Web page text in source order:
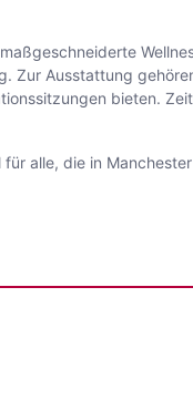
Zur Ausstattung
bieten.
alle, die in